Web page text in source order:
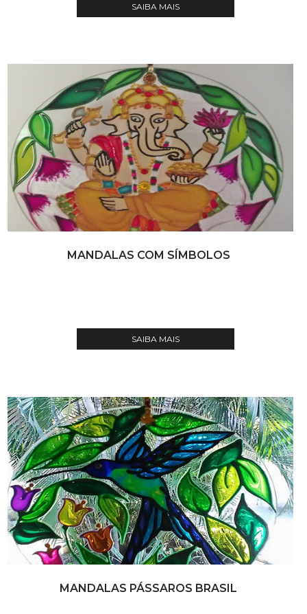
SAIBA MAIS
MANDALAS COM SÍMBOLOS
SAIBA MAIS
MANDALAS PÁSSAROS BRASIL